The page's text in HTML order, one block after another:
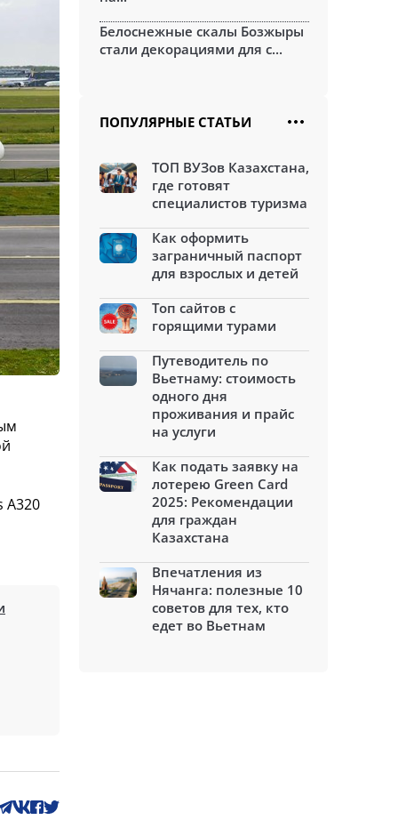
A320
Белоснежные скалы Бозжыры
стали декорациями для с...
ПОПУЛЯРНЫЕ СТАТЬИ
ТОП ВУЗов Казахстана,
где готовят
специалистов туризма
Как оформить
заграничный паспорт
для взрослых и детей
Топ сайтов с
горящими турами
Путеводитель по
Вьетнаму: стоимость
одного дня
проживания и прайс
на услуги
Как подать заявку на
лотерею Green Card
2025: Рекомендации
для граждан
Казахстана
Впечатления из
Нячанга: полезные 10
советов для тех, кто
едет во Вьетнам